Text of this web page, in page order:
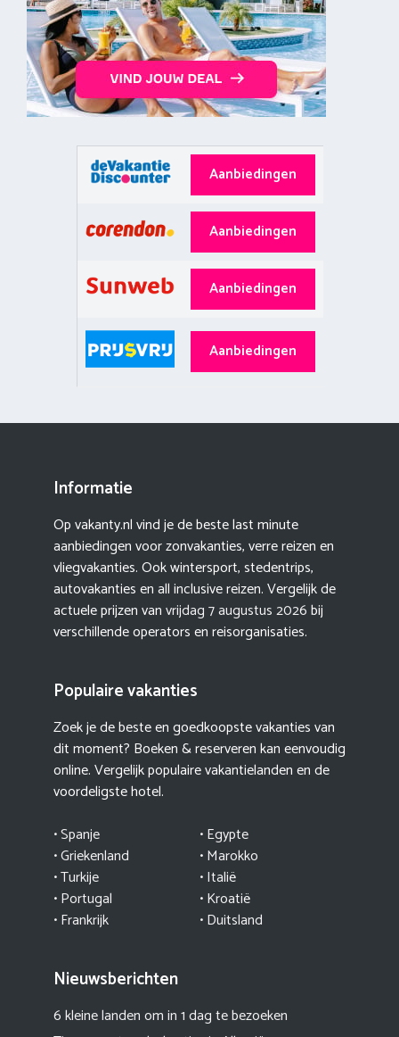
Aanbiedingen
Aanbiedingen
Aanbiedingen
Aanbiedingen
Informatie
Op vakanty.nl vind je de beste last minute
aanbiedingen voor zonvakanties, verre reizen en
vliegvakanties. Ook wintersport, stedentrips,
autovakanties en all inclusive reizen. Vergelijk de
actuele prijzen vanvrijdag 7 augustus 2026bij
verschillende operators en reisorganisaties.
Populaire vakanties
Zoek je de beste en goedkoopste vakanties van
dit moment? Boeken & reserveren kan eenvoudig
online. Vergelijk populaire vakantielanden en de
voordeligste hotel.
• Spanje
• Griekenland
• Turkije
•Portugal
• Frankrijk
• Egypte
•Marokko
• Italië
•Kroatië
• Duitsland
Nieuwsberichten
6 kleine landen om in 1 dag te bezoeken